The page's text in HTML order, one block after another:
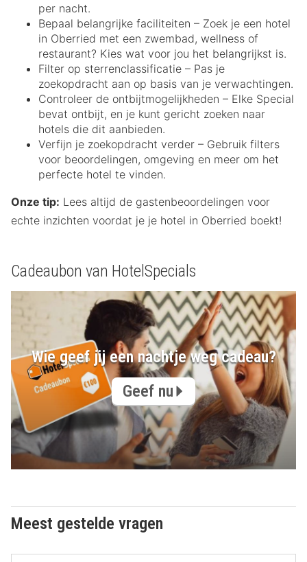
per nacht.
Bepaal belangrijke faciliteiten – Zoek je een hotel
in Oberried met een zwembad, wellness of
restaurant? Kies wat voor jou het belangrijkst is.
Filter op sterrenclassificatie – Pas je
zoekopdracht aan op basis van je verwachtingen.
Controleer de ontbijtmogelijkheden – Elke Special
bevat ontbijt, en je kunt gericht zoeken naar
hotels die dit aanbieden.
Verfijn je zoekopdracht verder – Gebruik filters
voor beoordelingen, omgeving en meer om het
perfecte hotel te vinden.
Onze tip: Lees altijd de gastenbeoordelingen voor
echte inzichten voordat je je hotel in Oberried boekt!
Cadeaubon van HotelSpecials
Wie geef jij een nachtje weg cadeau?
Geef nu
Meest gestelde vragen